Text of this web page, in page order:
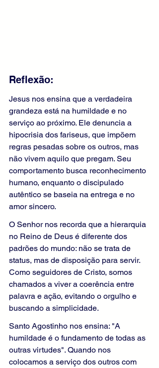
Reflexão:
Jesus nos ensina que a verdadeira
grandeza está na humildade e no
serviço ao próximo. Ele denuncia a
hipocrisia dos fariseus, que impõem
regras pesadas sobre os outros, mas
não vivem aquilo que pregam. Seu
comportamento busca reconhecimento
humano, enquanto o discipulado
autêntico se baseia na entrega e no
amor sincero.
O Senhor nos recorda que a hierarquia
no Reino de Deus é diferente dos
padrões do mundo: não se trata de
status, mas de disposição para servir.
Como seguidores de Cristo, somos
chamados a viver a coerência entre
palavra e ação, evitando o orgulho e
buscando a simplicidade.
Santo Agostinho nos ensina: "A
humildade é o fundamento de todas as
outras virtudes". Quando nos
colocamos a serviço dos outros com